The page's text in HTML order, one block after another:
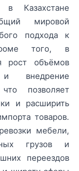
в Казахстане
мировой
подхода к
того, в
рост объёмов
и внедрение
позволяет
и расширить
товаров.
мебели,
грузов и
переездов